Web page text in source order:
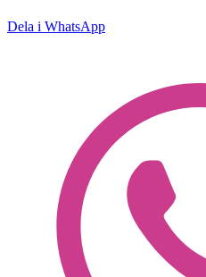
Dela i WhatsApp